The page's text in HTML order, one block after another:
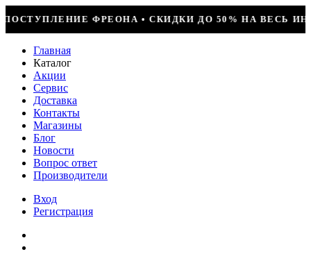
ДО 50% НА ВЕСЬ ИНСТРУМЕНТ • КОМПРЕССОР
Главная
Каталог
Акции
Сервис
Доставка
Контакты
Магазины
Блог
Новости
Вопрос ответ
Производители
Вход
Регистрация